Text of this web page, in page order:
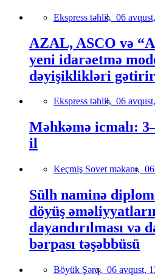
Ekspress təhlil, 06
AZAL, ASCO və
yeni idarəetmə
dəyişiklikləri
Ekspress təhlil, 06
Məhkəmə icmalı:
il
Keçmiş Sovet məkanı,
Sülh naminə
döyüş
dayandırılması və
bərpası təşəbbüsü
Böyük Şərq, 06 avqust,